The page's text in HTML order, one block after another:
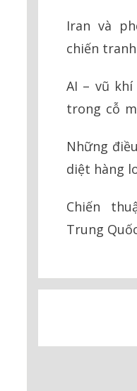
Iran và
chiến
AI – vũ
trong cỗ
Những
diệt hàng
Chiến
Trung